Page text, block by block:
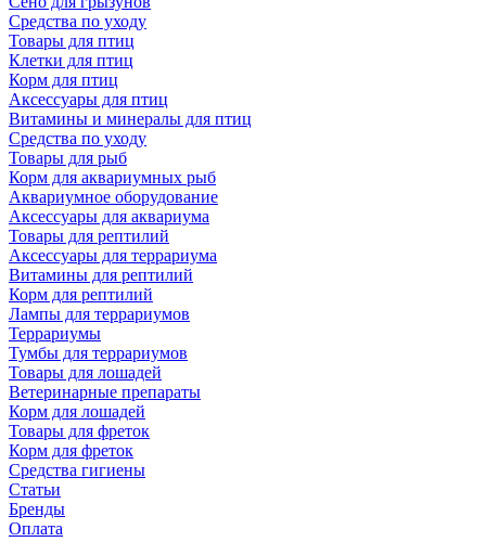
Средства по уходу
Товары для птиц
Клетки для птиц
Корм для птиц
Аксессуары для птиц
Витамины и минералы для птиц
Средства по уходу
Товары для рыб
Корм для аквариумных рыб
Аквариумное оборудование
Аксессуары для аквариума
Товары для рептилий
Аксессуары для террариума
Витамины для рептилий
Корм для рептилий
Лампы для террариумов
Террариумы
Тумбы для террариумов
Товары для лошадей
Ветеринарные препараты
Корм для лошадей
Товары для фреток
Корм для фреток
Средства гигиены
Статьи
Бренды
Оплата